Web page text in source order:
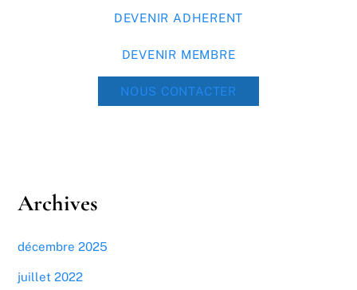
DEVENIR ADHERENT
DEVENIR MEMBRE
NOUS CONTACTER
Archives
décembre 2025
juillet 2022